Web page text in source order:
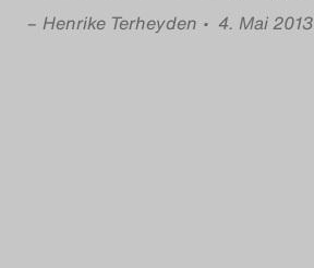
– Henrike Terheyden • 4. Mai 2013